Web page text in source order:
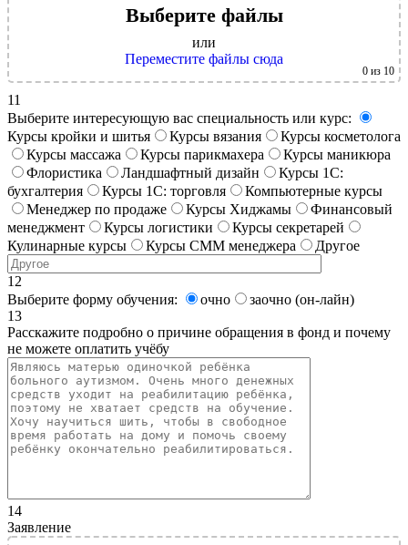
Выберите файлы
или
Переместите файлы сюда
0 из 10
11
Выберите интересующую вас специальность или курс:
Курсы кройки и шитья
Курсы вязания
Курсы косметолога
Курсы массажа
Курсы парикмахера
Курсы маникюра
Флористика
Ландшафтный дизайн
Курсы 1С:
бухгалтерия
Курсы 1С: торговля
Компьютерные курсы
Менеджер по продаже
Курсы Хиджамы
Финансовый
менеджмент
Курсы логистики
Курсы секретарей
Кулинарные курсы
Курсы СММ менеджера Другое
12
Выберите форму обучения:
очно
заочно (он-лайн)
13
Расскажите подробно о причине обращения в фонд и почему
не можете оплатить учёбу
14
Заявление